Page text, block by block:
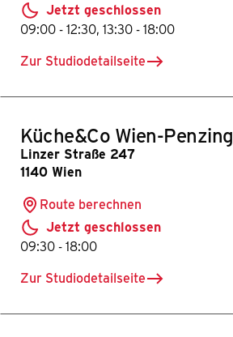
Jetzt geschlossen
09:00-bis
12:30, 13:30-bis
18:00
Zur Studiodetailseite
für Küche&Co Brixlegg
Küche&Co Wien-Penzing
Linzer Straße 247
1140 Wien
Route berechnen
Jetzt geschlossen
09:30-bis
18:00
Zur Studiodetailseite
für Küche&Co Wien-Penzing